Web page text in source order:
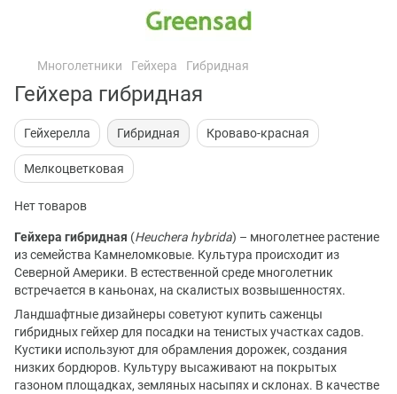
Многолетники Гейхера Гибридная
Гейхера гибридная
Гейхерелла Гибридная Кроваво-красная
Мелкоцветковая
Нет товаров
Гейхера гибридная (Heuchera hybrida) – многолетнее растение
из семейства Камнеломковые. Культура происходит из
Северной Америки. В естественной среде многолетник
встречается в каньонах, на скалистых возвышенностях.
Ландшафтные дизайнеры советуют купить саженцы
гибридных гейхер для посадки на тенистых участках садов.
Кустики используют для обрамления дорожек, создания
низких бордюров. Культуру высаживают на покрытых
газоном площадках, земляных насыпях и склонах. В качестве